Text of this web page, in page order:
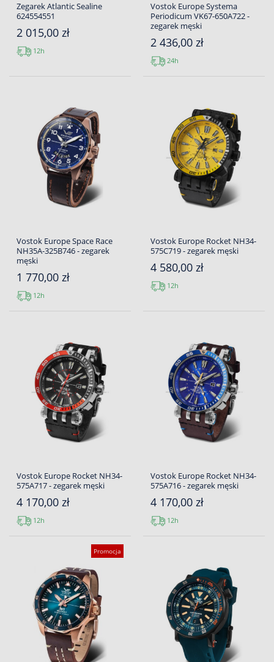
Zegarek Atlantic Sealine
624554551
2 015,00 zł
12h
Vostok Europe Systema
Periodicum VK67-650A722 -
zegarek męski
2 436,00 zł
24h
Vostok Europe Space Race
NH35A-325B746 - zegarek
męski
1 770,00 zł
12h
Vostok Europe Rocket NH34-
575C719 - zegarek męski
4 580,00 zł
12h
Vostok Europe Rocket NH34-
575A717 - zegarek męski
4 170,00 zł
12h
Vostok Europe Rocket NH34-
575A716 - zegarek męski
4 170,00 zł
12h
Promocja